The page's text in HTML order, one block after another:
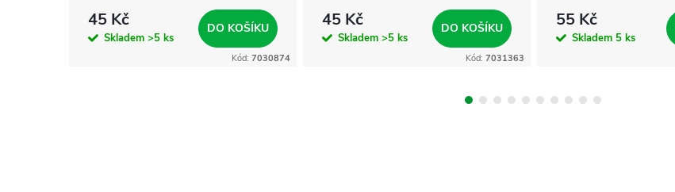
45 Kč
Skladem >5 ks
DO KOŠÍKU
Kód: 7030874
45 Kč
Skladem >5 ks
DO KOŠÍKU
Kód: 7031363
55 Kč
Skladem 5 ks